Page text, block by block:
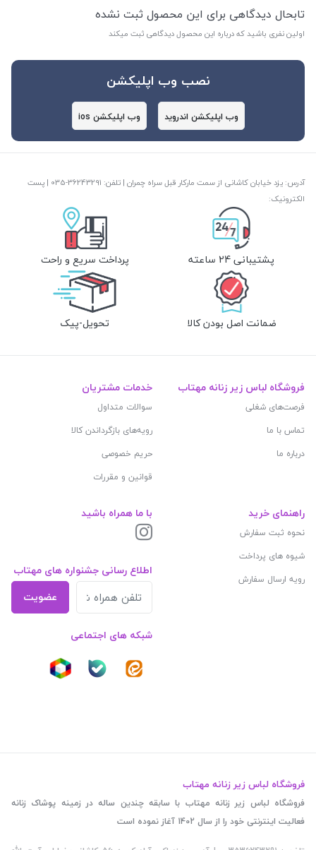
تابحال دیدگاهی برای این محصول ثبت نشده
اولین نفری باشید که درباره این محصول دیدگاهی ثبت میکند
نصب وب اپلیکشن
وب اپلیکشن اندروید وب اپلیکشن ios
آدرس: یزد خیابان کاشانی از سمت مارکار قبل سراه چمران | تلفن: ‎035-36243291 | پست
الکترونیک:
پشتیبانی 24 ساعته پرداخت سریع و راحت
ضمانت اصل بودن کالا تحویل-پیک
فروشگاه لباس زیر زنانه مهتاب
فرصت‌های شغلی
تماس با ما
درباره ما
خدمات مشتریان
سوالات متداول
رویه‌های بازگرداندن کالا
حریم خصوصی
قوانین و مقررات
راهنمای خرید
نحوه ثبت سفارش
شیوه های پرداخت
رویه ارسال سفارش
با ما همراه باشید
اطلاع رسانی جشنواره های مهتاب
عضویت
شبکه های اجتماعی
فروشگاه لباس زیر زنانه مهتاب
فروشگاه لباس زیر زنانه مهتاب با سابقه چندین ساله در زمینه پوشاک زنانه
فعالیت اینترنتی خود را از سال 1402 آغاز نموده است